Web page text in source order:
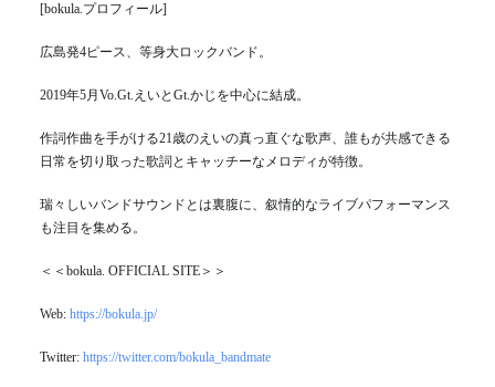
[bokula.プロフィール]
広島発4ピース、等身大ロックバンド。
2019年5月Vo.Gt.えいとGt.かじを中心に結成。
作詞作曲を手がける21歳のえいの真っ直ぐな歌声、誰もが共感できる
日常を切り取った歌詞とキャッチーなメロディが特徴。
瑞々しいバンドサウンドとは裏腹に、叙情的なライブパフォーマンス
も注目を集める。
＜＜bokula. OFFICIAL SITE＞＞
Web: https://bokula.jp/
Twitter: https://twitter.com/bokula_bandmate